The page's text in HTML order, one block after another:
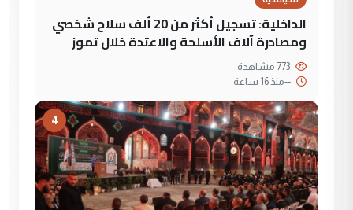
الداخلية: تسجيل أكثر من 20 ألف سلاح شخصي
ومصادرة آلاف الأسلحة والاعتدة خلال تموز
--منذ 16 ساعة
4